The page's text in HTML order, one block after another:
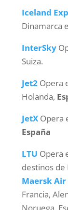
Iceland
Dinamarca
InterSky
Suiza.
Jet2Opera
Holanda,
JetXOpera
España
LTU Opera
destinos de
Maersk Air
Francia,